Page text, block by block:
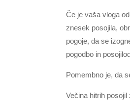
Če je vaša vloga
znesek posojila,
pogoje, da se
pogodbo in
Pomembno je, da
Večina hitrih